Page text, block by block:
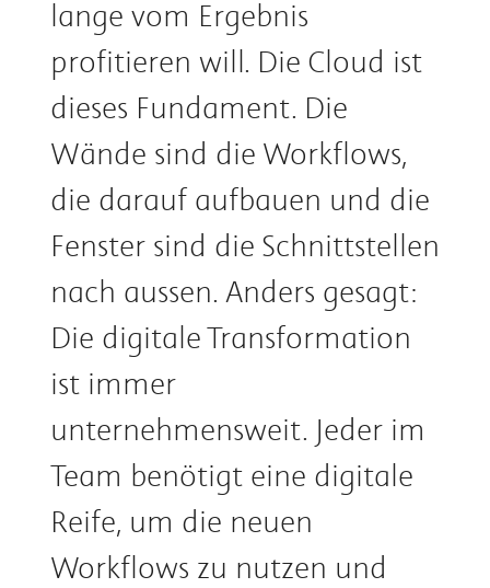
lange vom Ergebnis
profitieren will. Die Cloud ist
dieses Fundament. Die
Wände sind die Workflows,
die darauf aufbauen und die
Fenster sind die Schnittstellen
nach aussen. Anders gesagt:
Die digitale Transformation
ist immer
unternehmensweit. Jeder im
Team benötigt eine digitale
Reife, um die neuen
Workflows zu nutzen und